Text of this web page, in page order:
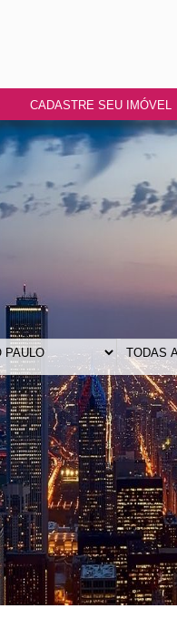
CADASTRE SEU IMÓVEL